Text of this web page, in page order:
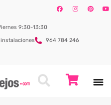
9:30-13:30
964 784 246